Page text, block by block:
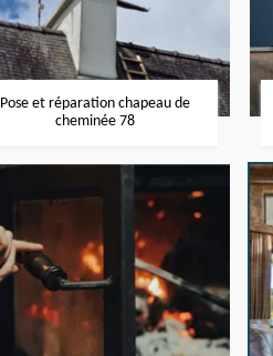
Pose et réparation chapeau de
cheminée 78